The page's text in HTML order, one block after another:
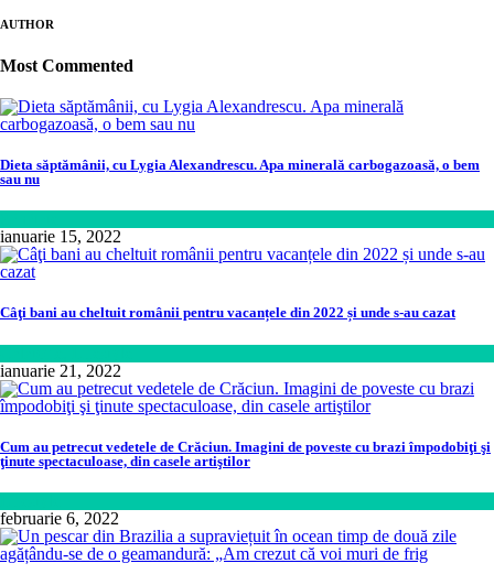
AUTHOR
Most Commented
Dieta săptămânii, cu Lygia Alexandrescu. Apa minerală carbogazoasă, o bem
sau nu
ianuarie 15, 2022
Câţi bani au cheltuit românii pentru vacanțele din 2022 și unde s-au cazat
ianuarie 21, 2022
Cum au petrecut vedetele de Crăciun. Imagini de poveste cu brazi împodobiţi şi
ţinute spectaculoase, din casele artiştilor
februarie 6, 2022